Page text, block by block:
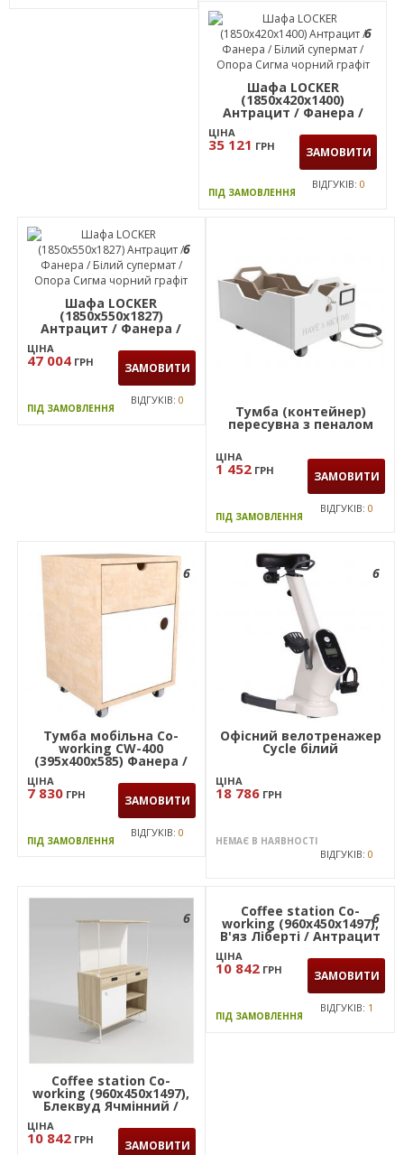
6
Шафа LOCKER
(1850х420х1400)
Антрацит / Фанера /
Білий супермат / Опора
Сигма чорний графiт
ЦІНА
35 121 ГРН ЗАМОВИТИ
ПІД ЗАМОВЛЕННЯ
ВІДГУКІВ:0
6
Шафа LOCKER
(1850х550х1827)
Антрацит / Фанера /
Білий супермат / Опора
Сигма чорний графiт
ЦІНА
47 004 ГРН ЗАМОВИТИ
ПІД ЗАМОВЛЕННЯ
ВІДГУКІВ:0
Тумба (контейнер)
пересувна з пеналом
ЦІНА
1 452 ГРН ЗАМОВИТИ
ПІД ЗАМОВЛЕННЯ
ВІДГУКІВ: 0
6
Тумба мобільна Co-
working CW-400
(395х400х585) Фанера /
Лайм / Білий
ЦІНА
7 830 ГРН ЗАМОВИТИ
ПІД ЗАМОВЛЕННЯ
ВІДГУКІВ:0
6
Офісний велотренажер
Сycle білий
ЦІНА
18 786 ГРН
НЕМАЄ В НАЯВНОСТІ
ВІДГУКІВ: 0
6
Coffee station Co-
working (960х450х1497),
Блеквуд Ячмінний /
Білий супермат / Каркас
білий беж
ЦІНА
10 842 ГРН ЗАМОВИТИ
6